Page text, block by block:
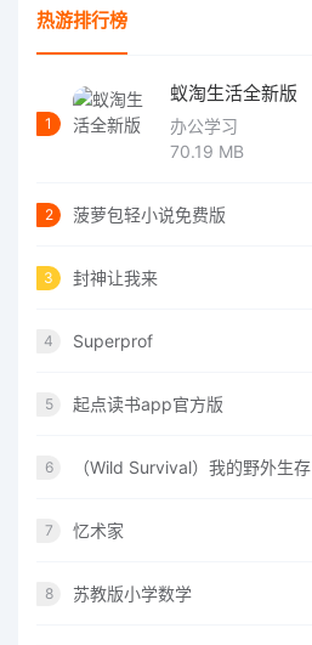
热游排行榜
1
蚁淘生活全新版
办公学习
70.19 MB
2 菠萝包轻小说免费版
3 封神让我来
4 Superprof
5 起点读书app官方版
6 （Wild Survival）我的野外生存
7 忆术家
8 苏教版小学数学